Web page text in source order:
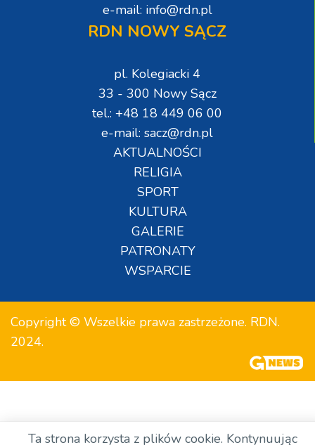
e-mail: info@rdn.pl
RDN NOWY SĄCZ
pl. Kolegiacki 4
33 - 300 Nowy Sącz
tel.: +48 18 449 06 00
e-mail: sacz@rdn.pl
AKTUALNOŚCI
RELIGIA
SPORT
KULTURA
GALERIE
PATRONATY
WSPARCIE
Copyright © Wszelkie prawa zastrzeżone. RDN.
2024.
Ta strona korzysta z plików cookie. Kontynuując